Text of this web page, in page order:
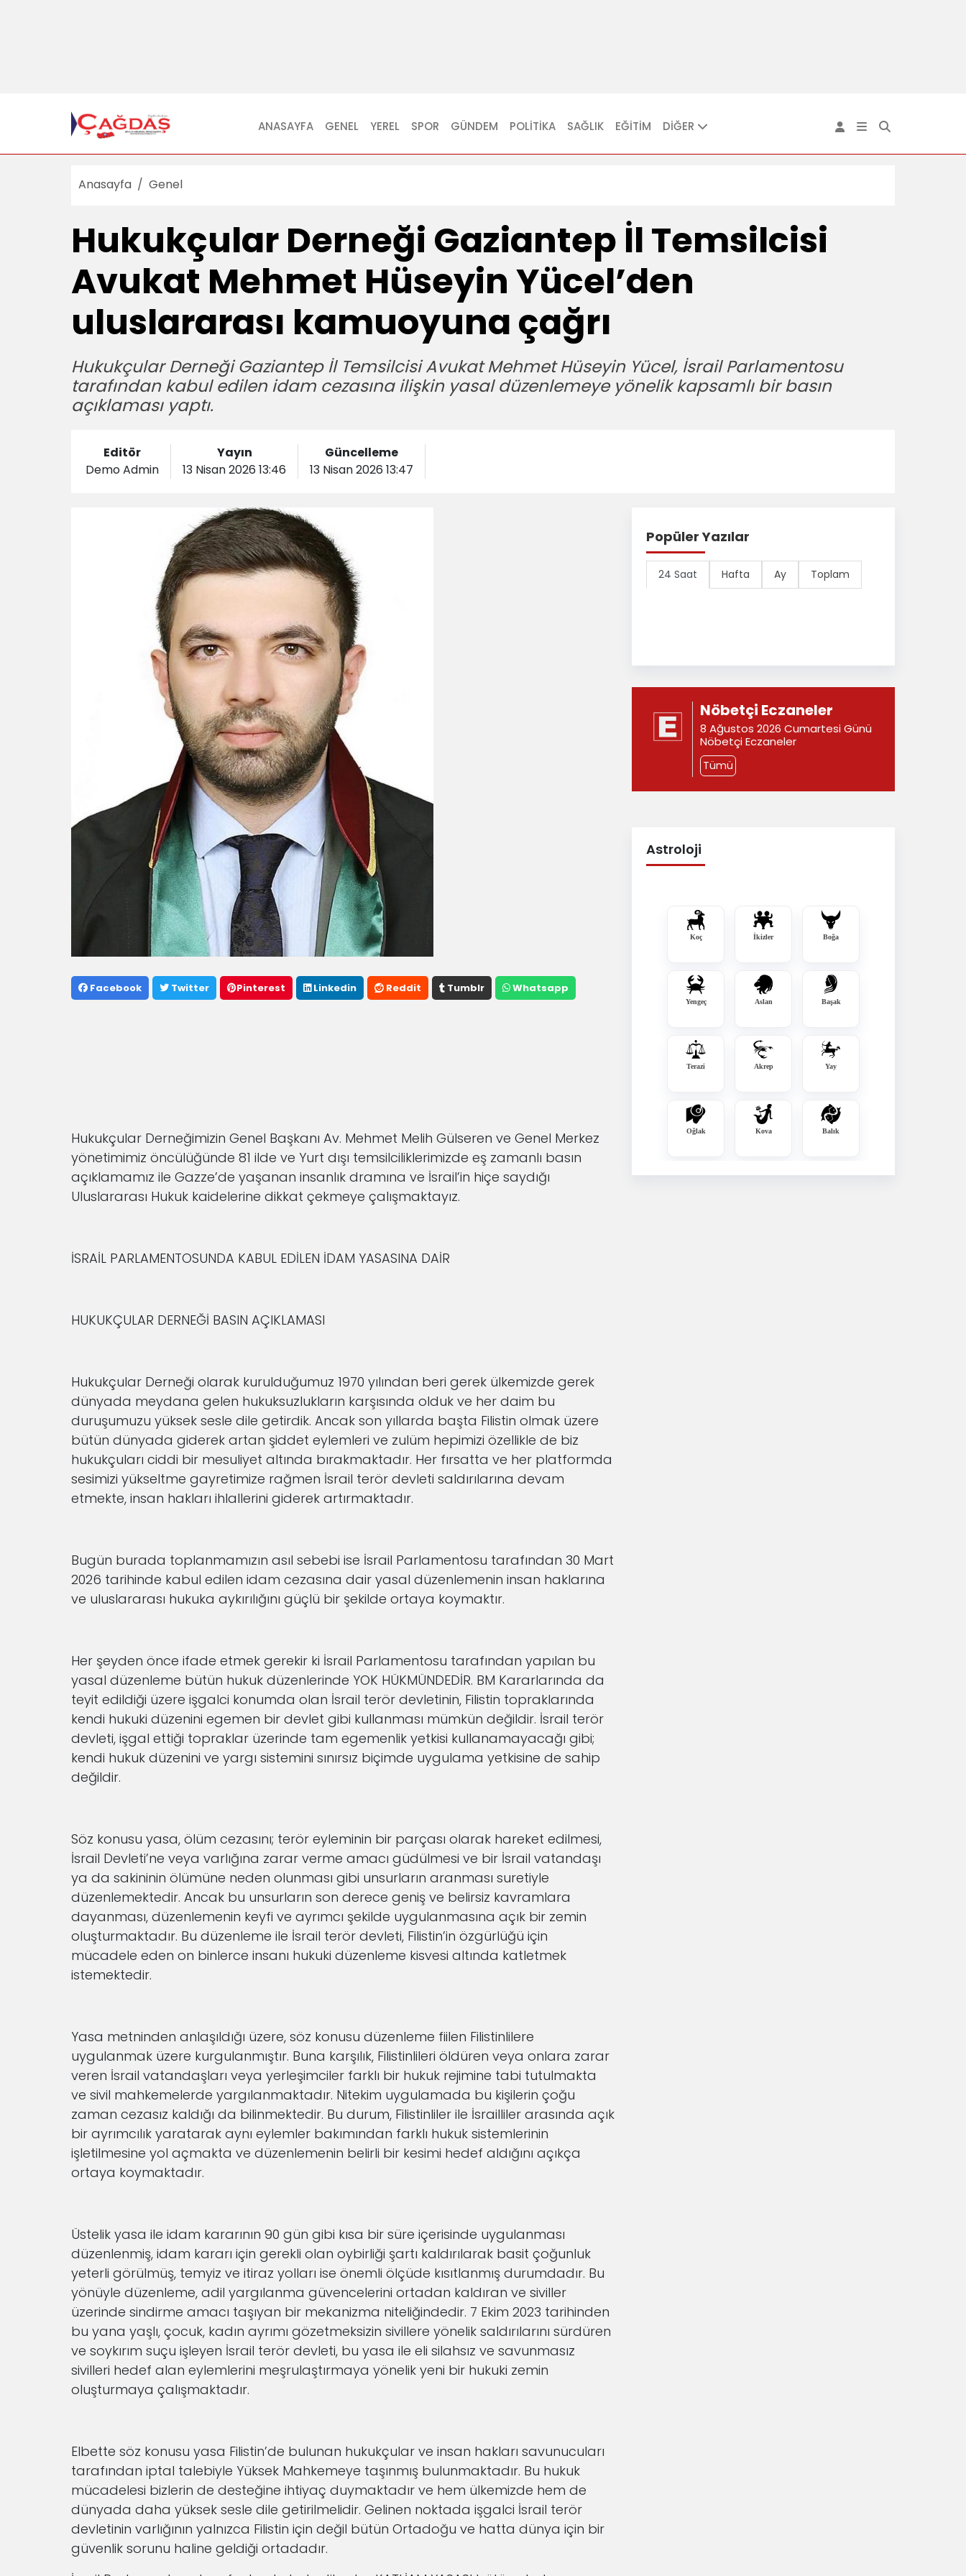
ANASAYFA GENEL YEREL SPOR GÜNDEM POLITIKA SAĞLIK EĞITIM DİĞER
Anasayfa Genel
Hukukçular Derneği Gaziantep İl Temsilcisi
Avukat Mehmet Hüseyin Yücel’den
uluslararası kamuoyuna çağrı
Hukukçular Derneği Gaziantep İl Temsilcisi Avukat Mehmet Hüseyin Yücel, İsrail Parlamentosu
tarafından kabul edilen idam cezasına ilişkin yasal düzenlemeye yönelik kapsamlı bir basın
açıklaması yaptı.
Editör
Demo Admin
Yayın
13 Nisan 2026 13:46
Güncelleme
13 Nisan 2026 13:47
Facebook Twitter Pinterest Linkedin Reddit Tumblr Whatsapp
Hukukçular Derneğimizin Genel Başkanı Av. Mehmet Melih Gülseren ve Genel Merkez
yönetimimiz öncülüğünde 81 ilde ve Yurt dışı temsilciliklerimizde eş zamanlı basın
açıklamamız ile Gazze’de yaşanan insanlık dramına ve İsrail’in hiçe saydığı
Uluslararası Hukuk kaidelerine dikkat çekmeye çalışmaktayız.
İSRAİL PARLAMENTOSUNDA KABUL EDİLEN İDAM YASASINA DAİR
HUKUKÇULAR DERNEĞİ BASIN AÇIKLAMASI
Hukukçular Derneği olarak kurulduğumuz 1970 yılından beri gerek ülkemizde gerek
dünyada meydana gelen hukuksuzlukların karşısında olduk ve her daim bu
duruşumuzu yüksek sesle dile getirdik. Ancak son yıllarda başta Filistin olmak üzere
bütün dünyada giderek artan şiddet eylemleri ve zulüm hepimizi özellikle de biz
hukukçuları ciddi bir mesuliyet altında bırakmaktadır. Her fırsatta ve her platformda
sesimizi yükseltme gayretimize rağmen İsrail terör devleti saldırılarına devam
etmekte, insan hakları ihlallerini giderek artırmaktadır.
Bugün burada toplanmamızın asıl sebebi ise İsrail Parlamentosu tarafından 30 Mart
2026 tarihinde kabul edilen idam cezasına dair yasal düzenlemenin insan haklarına
ve uluslararası hukuka aykırılığını güçlü bir şekilde ortaya koymaktır.
Her şeyden önce ifade etmek gerekir ki İsrail Parlamentosu tarafından yapılan bu
yasal düzenleme bütün hukuk düzenlerinde YOK HÜKMÜNDEDİR. BM Kararlarında da
teyit edildiği üzere işgalci konumda olan İsrail terör devletinin, Filistin topraklarında
kendi hukuki düzenini egemen bir devlet gibi kullanması mümkün değildir. İsrail terör
devleti, işgal ettiği topraklar üzerinde tam egemenlik yetkisi kullanamayacağı gibi;
kendi hukuk düzenini ve yargı sistemini sınırsız biçimde uygulama yetkisine de sahip
değildir.
Söz konusu yasa, ölüm cezasını; terör eyleminin bir parçası olarak hareket edilmesi,
İsrail Devleti’ne veya varlığına zarar verme amacı güdülmesi ve bir İsrail vatandaşı
ya da sakininin ölümüne neden olunması gibi unsurların aranması suretiyle
düzenlemektedir. Ancak bu unsurların son derece geniş ve belirsiz kavramlara
dayanması, düzenlemenin keyfi ve ayrımcı şekilde uygulanmasına açık bir zemin
oluşturmaktadır. Bu düzenleme ile İsrail terör devleti, Filistin’in özgürlüğü için
mücadele eden on binlerce insanı hukuki düzenleme kisvesi altında katletmek
istemektedir.
Yasa metninden anlaşıldığı üzere, söz konusu düzenleme fiilen Filistinlilere
uygulanmak üzere kurgulanmıştır. Buna karşılık, Filistinlileri öldüren veya onlara zarar
veren İsrail vatandaşları veya yerleşimciler farklı bir hukuk rejimine tabi tutulmakta
ve sivil mahkemelerde yargılanmaktadır. Nitekim uygulamada bu kişilerin çoğu
zaman cezasız kaldığı da bilinmektedir. Bu durum, Filistinliler ile İsrailliler arasında açık
bir ayrımcılık yaratarak aynı eylemler bakımından farklı hukuk sistemlerinin
işletilmesine yol açmakta ve düzenlemenin belirli bir kesimi hedef aldığını açıkça
ortaya koymaktadır.
Üstelik yasa ile idam kararının 90 gün gibi kısa bir süre içerisinde uygulanması
düzenlenmiş, idam kararı için gerekli olan oybirliği şartı kaldırılarak basit çoğunluk
yeterli görülmüş, temyiz ve itiraz yolları ise önemli ölçüde kısıtlanmış durumdadır. Bu
yönüyle düzenleme, adil yargılanma güvencelerini ortadan kaldıran ve siviller
üzerinde sindirme amacı taşıyan bir mekanizma niteliğindedir. 7 Ekim 2023 tarihinden
bu yana yaşlı, çocuk, kadın ayrımı gözetmeksizin sivillere yönelik saldırılarını sürdüren
ve soykırım suçu işleyen İsrail terör devleti, bu yasa ile eli silahsız ve savunmasız
sivilleri hedef alan eylemlerini meşrulaştırmaya yönelik yeni bir hukuki zemin
oluşturmaya çalışmaktadır.
Elbette söz konusu yasa Filistin’de bulunan hukukçular ve insan hakları savunucuları
tarafından iptal talebiyle Yüksek Mahkemeye taşınmış bulunmaktadır. Bu hukuk
mücadelesi bizlerin de desteğine ihtiyaç duymaktadır ve hem ülkemizde hem de
dünyada daha yüksek sesle dile getirilmelidir. Gelinen noktada işgalci İsrail terör
devletinin varlığının yalnızca Filistin için değil bütün Ortadoğu ve hatta dünya için bir
güvenlik sorunu haline geldiği ortadadır.
Popüler Yazılar
24 Saat Hafta Ay Toplam
Nöbetçi Eczaneler
8 Ağustos 2026 Cumartesi Günü
Nöbetçi Eczaneler
Tümü
Astroloji
Koç İkizler Boğa
Yengeç Aslan Başak
Terazi Akrep Yay
Oğlak Kova Balık